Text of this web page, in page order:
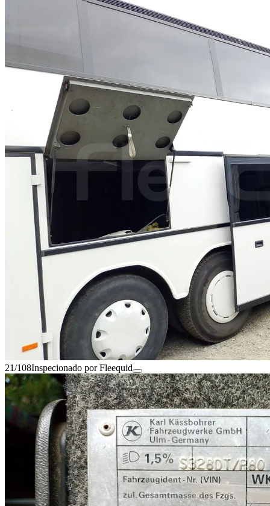
21/108Inspecionado por Fleequid